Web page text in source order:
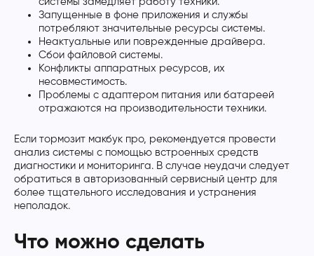
Запущенные в фоне приложения и службы
потребляют значительные ресурсы системы.
Неактуальные или поврежденные драйвера.
Сбои файловой системы.
Конфликты аппаратных ресурсов, их
несовместимость.
Проблемы с адаптером питания или батареей
отражаются на производительности техники.
Если тормозит макбук про, рекомендуется провести
анализ системы с помощью встроенных средств
диагностики и мониторинга. В случае неудачи следует
обратиться в авторизованный сервисный центр для
более тщательного исследования и устранения
неполадок.
Что можно сделать